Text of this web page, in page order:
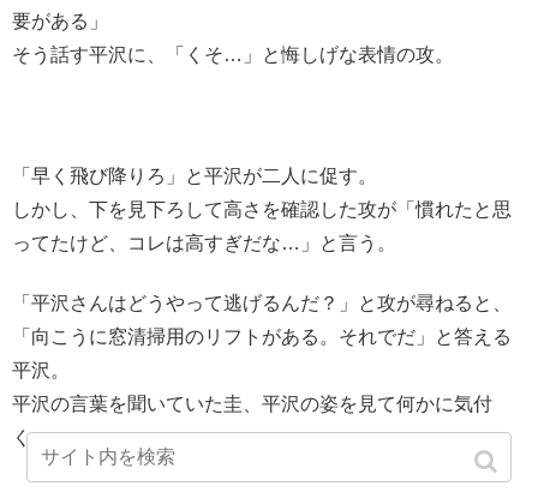
要がある」
そう話す平沢に、「くそ…」と悔しげな表情の攻。
「早く飛び降りろ」と平沢が二人に促す。
しかし、下を見下ろして高さを確認した攻が「慣れたと思
ってたけど、コレは高すぎだな…」と言う。
「平沢さんはどうやって逃げるんだ？」と攻が尋ねると、
「向こうに窓清掃用のリフトがある。それでだ」と答える
平沢。
平沢の言葉を聞いていた圭、平沢の姿を見て何かに気付
く。